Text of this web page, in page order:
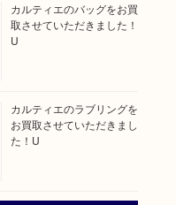
カルティエのバッグをお買
取させていただきました！
U
カルティエのラブリングを
お買取させていただきまし
た！U